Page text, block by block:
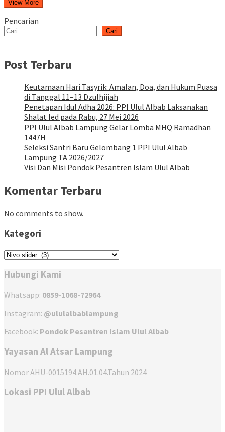
View More
Pencarian
Cari
Post Terbaru
Keutamaan Hari Tasyrik: Amalan, Doa, dan Hukum Puasa
di Tanggal 11–13 Dzulhijjah
Penetapan Idul Adha 2026: PPI Ulul Albab Laksanakan
Shalat Ied pada Rabu, 27 Mei 2026
PPI Ulul Albab Lampung Gelar Lomba MHQ Ramadhan
1447H
Seleksi Santri Baru Gelombang 1 PPI Ulul Albab
Lampung TA 2026/2027
Visi Dan Misi Pondok Pesantren Islam Ulul Albab
Komentar Terbaru
No comments to show.
Kategori
Kategori
Hubungi Kami
Whatsapp: 0859-1068-72964
Instagram: @ululalbablampung
Facebook: Pondok Pesantren Islam Ulul Albab
Yayasan Al Atsar Lampung
Nomor AHU-0015194.AH.01.04.Tahun 2024
Lokasi PPI Ulul Albab